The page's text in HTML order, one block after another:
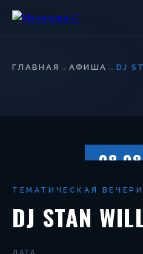
ГЛАВНАЯ → АФИША → DJ
08.08
ТЕМАТИЧЕСКАЯ
DJ STAN